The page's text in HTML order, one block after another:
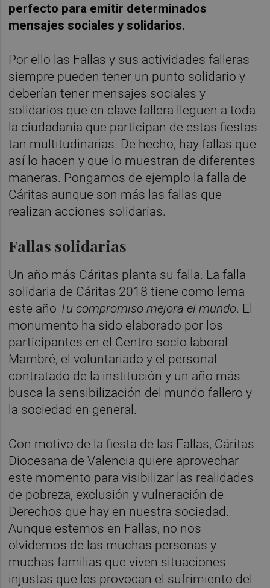
perfecto para emitir determinados
mensajes sociales y solidarios.
Por ello las Fallas y sus actividades falleras
siempre pueden tener un punto solidario y
deberían tener mensajes sociales y
solidarios que en clave fallera lleguen a toda
la ciudadanía que participan de estas fiestas
tan multitudinarias. De hecho, hay fallas que
así lo hacen y que lo muestran de diferentes
maneras. Pongamos de ejemplo la falla de
Cáritas aunque son más las fallas que
realizan acciones solidarias.
Fallas solidarias
Un año más Cáritas planta su falla. La falla
solidaria de Cáritas 2018 tiene como lema
este año Tu compromiso mejora el mundo. El
monumento ha sido elaborado por los
participantes en el Centro socio laboral
Mambré, el voluntariado y el personal
contratado de la institución y un año más
busca la sensibilización del mundo fallero y
la sociedad en general.
Con motivo de la fiesta de las Fallas, Cáritas
Diocesana de Valencia quiere aprovechar
este momento para visibilizar las realidades
de pobreza, exclusión y vulneración de
Derechos que hay en nuestra sociedad.
Aunque estemos en Fallas, no nos
olvidemos de las muchas personas y
muchas familias que viven situaciones
injustas que les provocan el sufrimiento del